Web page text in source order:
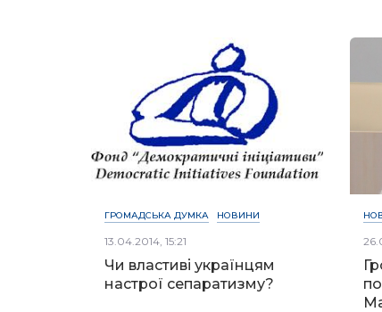
ГРОМАДСЬКА ДУМКА НОВИНИ
13.04.2014, 15:21
Чи властиві українцям
настрої сепаратизму?